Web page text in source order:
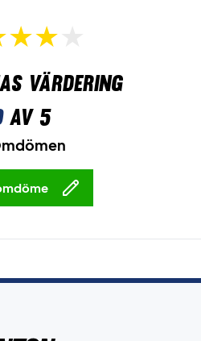
värdering
av 5